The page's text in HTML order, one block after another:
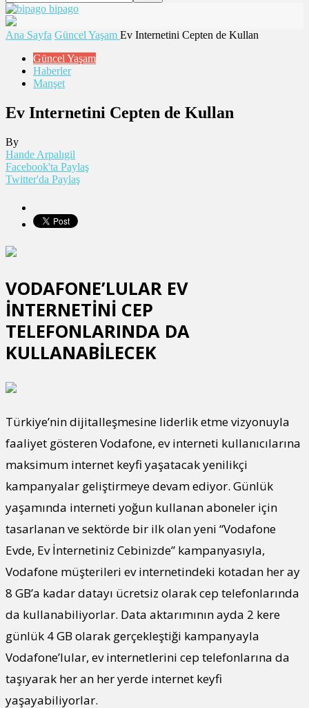
bipago
Ana Sayfa Güncel Yaşam Ev Internetini Cepten de Kullan
Güncel Yaşam
Haberler
Manşet
Ev Internetini Cepten de Kullan
By
Hande Arpalıgil
Facebook'ta Paylaş
Twitter'da Paylaş
VODAFONE’LULAR EV
İNTERNETİNİ CEP
TELEFONLARINDA DA
KULLANABİLECEK
Türkiye’nin dijitalleşmesine liderlik etme vizyonuyla
faaliyet gösteren Vodafone, ev interneti kullanıcılarına
maksimum internet keyfi yaşatacak yenilikçi
kampanyalar geliştirmeye devam ediyor. Günlük
yaşamında interneti yoğun kullanan aboneler için
tasarlanan ve sektörde bir ilk olan yeni “Vodafone
Evde, Ev İnternetiniz Cebinizde” kampanyasıyla,
Vodafone müşterileri ev internetindeki kotadan her ay
8 GB’a kadar datayı ücretsiz olarak cep telefonlarında
da kullanabiliyorlar. Data aktarımının ayda 2 kere
günlük 4 GB olarak gerçekleştiği kampanyayla
Vodafone’lular, ev internetlerini cep telefonlarına da
taşıyarak her an her yerde internet keyfi
yaşayabiliyorlar.